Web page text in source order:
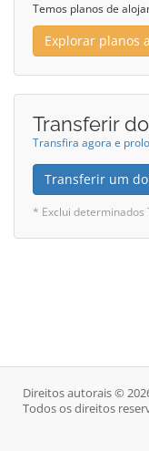
Temos planos de
Explorar planos
Transferir
Transfira agora e
Transferir um
* Exclui determinados
Direitos autorais ©
Todos os direitos